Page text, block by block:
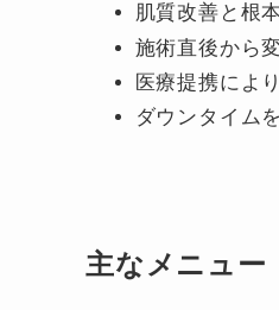
肌質改善と根
施術直後から
医療提携によ
ダウンタイム
主なメニュー